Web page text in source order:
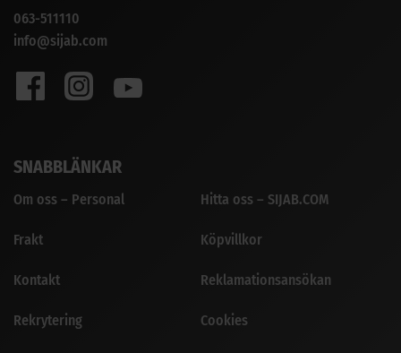
063-511110
info@sijab.com
SNABBLÄNKAR
Om oss – Personal
Frakt
Kontakt
Rekrytering
Hitta oss – SIJAB.COM
Köpvillkor
Reklamationsansökan
Cookies